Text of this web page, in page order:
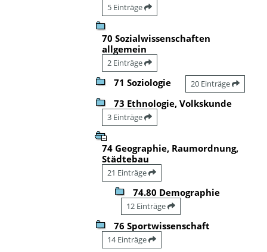
5 Einträge
70 Sozialwissenschaften
allgemein
2 Einträge
71 Soziologie 20 Einträge
73 Ethnologie, Volkskunde
3 Einträge
74 Geographie, Raumordnung,
Städtebau
21 Einträge
74.80 Demographie
12 Einträge
76 Sportwissenschaft
14 Einträge